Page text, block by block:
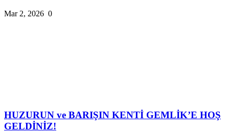
Mar 2, 2026 0
HUZURUN ve BARIŞIN KENTİ GEMLİK’E HOŞ
GELDİNİZ!